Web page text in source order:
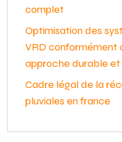
complet
Optimisation des
VRD conformément
approche durable
Cadre légal de la
pluviales en france